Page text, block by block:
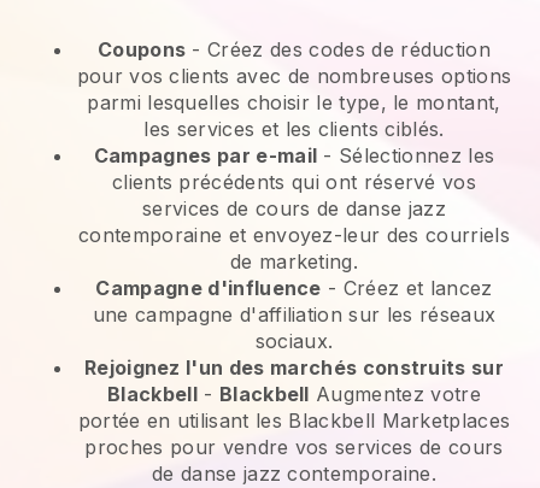
Coupons - Créez des codes de réduction
pour vos clients avec de nombreuses options
parmi lesquelles choisir le type, le montant,
les services et les clients ciblés.
Campagnes par e-mail - Sélectionnez les
clients précédents qui ont réservé vos
services de cours de danse jazz
contemporaine et envoyez-leur des courriels
de marketing.
Campagne d'influence - Créez et lancez
une campagne d'affiliation sur les réseaux
sociaux.
Rejoignez l'un des marchés construits sur
Blackbell- Blackbell Augmentez votre
portée en utilisant les Blackbell Marketplaces
proches pour vendre vos services de cours
de danse jazz contemporaine.